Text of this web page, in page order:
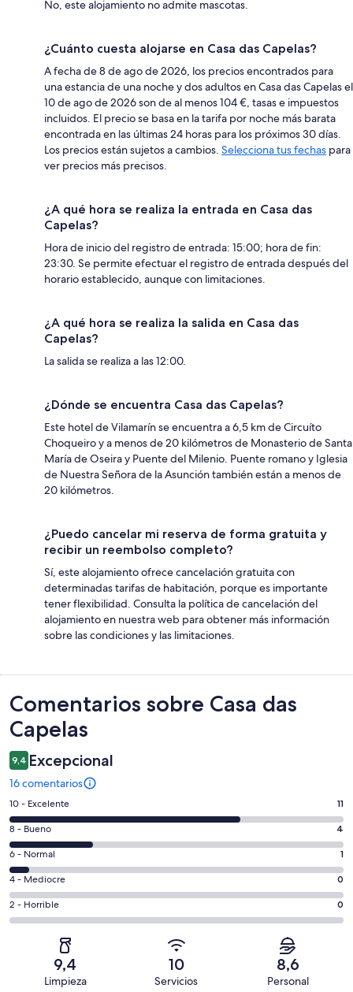
No, este alojamiento no admite mascotas.
¿Cuánto cuesta alojarse en Casa das Capelas?
A fecha de 8 de ago de 2026, los precios encontrados para
una estancia de una noche y dos adultos en Casa das Capelas el
10 de ago de 2026 son de al menos 104 €, tasas e impuestos
incluidos. El precio se basa en la tarifa por noche más barata
encontrada en las últimas 24 horas para los próximos 30 días.
Los precios están sujetos a cambios. Selecciona tus fechas para
ver precios más precisos.
¿A qué hora se realiza la entrada en Casa das
Capelas?
Hora de inicio del registro de entrada: 15:00; hora de fin:
23:30. Se permite efectuar el registro de entrada después del
horario establecido, aunque con limitaciones.
¿A qué hora se realiza la salida en Casa das
Capelas?
La salida se realiza a las 12:00.
¿Dónde se encuentra Casa das Capelas?
Este hotel de Vilamarín se encuentra a 6,5 km de Circuíto
Choqueiro y a menos de 20 kilómetros de Monasterio de Santa
María de Oseira y Puente del Milenio. Puente romano y Iglesia
de Nuestra Señora de la Asunción también están a menos de
20 kilómetros.
¿Puedo cancelar mi reserva de forma gratuita y
recibir un reembolso completo?
Sí, este alojamiento ofrece cancelación gratuita con
determinadas tarifas de habitación, porque es importante
tener flexibilidad. Consulta la política de cancelación del
alojamiento en nuestra web para obtener más información
sobre las condiciones y las limitaciones.
Comentarios
Comentarios sobre Casa das
Capelas
9,4 Excepcional
16 comentarios
11
comentarios
de
un
total
de
16
con
puntuación
10 - Excelente 11
4
comentarios
de
un
total
de
puntuación
8 - Bueno 4
1
comentarios
de
un
total
6 - Normal 1
0
comentarios
de
4 - Mediocre 0
0
comentarios
2 - Horrible 0
9,4
Limpieza
10
Servicios
8,6
Personal